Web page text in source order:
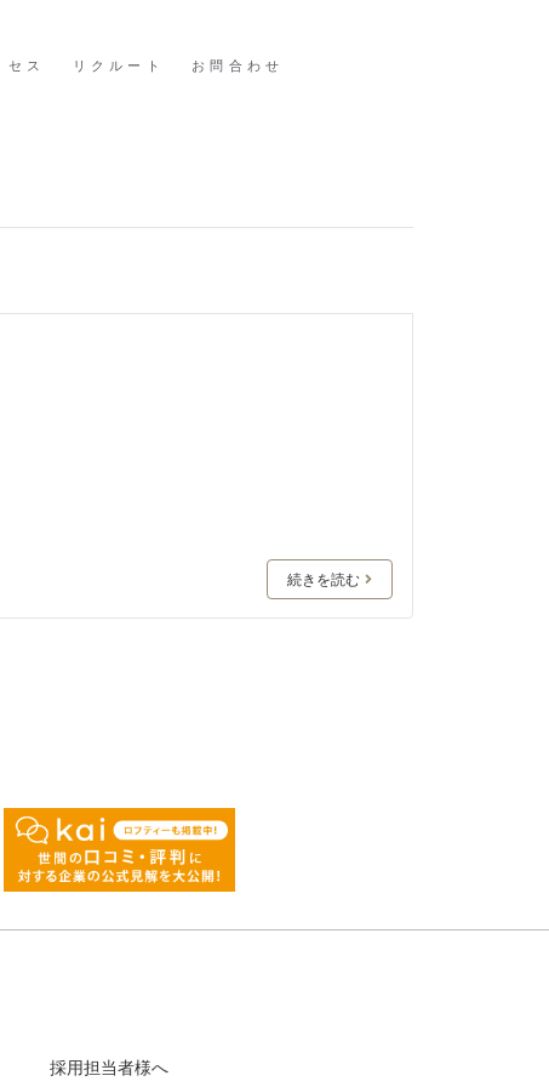
セス リクルート お問合わせ
続きを読む
採用担当者様へ